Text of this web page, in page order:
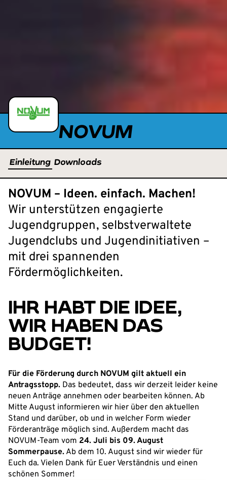
NOVUM
Einleitung Downloads
NOVUM – Ideen. einfach. Machen!
Wir unterstützen engagierte
Jugendgruppen, selbstverwaltete
Jugendclubs und Jugendinitiativen –
mit drei spannenden
Fördermöglichkeiten.
IHR HABT DIE IDEE,
WIR HABEN DAS
BUDGET!
Für die Förderung durch NOVUM gilt aktuell ein
Antragsstopp. Das bedeutet, dass wir derzeit leider keine
neuen Anträge annehmen oder bearbeiten können. Ab
Mitte August informieren wir hier über den aktuellen
Stand und darüber, ob und in welcher Form wieder
Förderanträge möglich sind. Außerdem macht das
NOVUM-Team vom 24. Juli bis 09. August
Sommerpause. Ab dem 10. August sind wir wieder für
Euch da. Vielen Dank für Euer Verständnis und einen
schönen Sommer!